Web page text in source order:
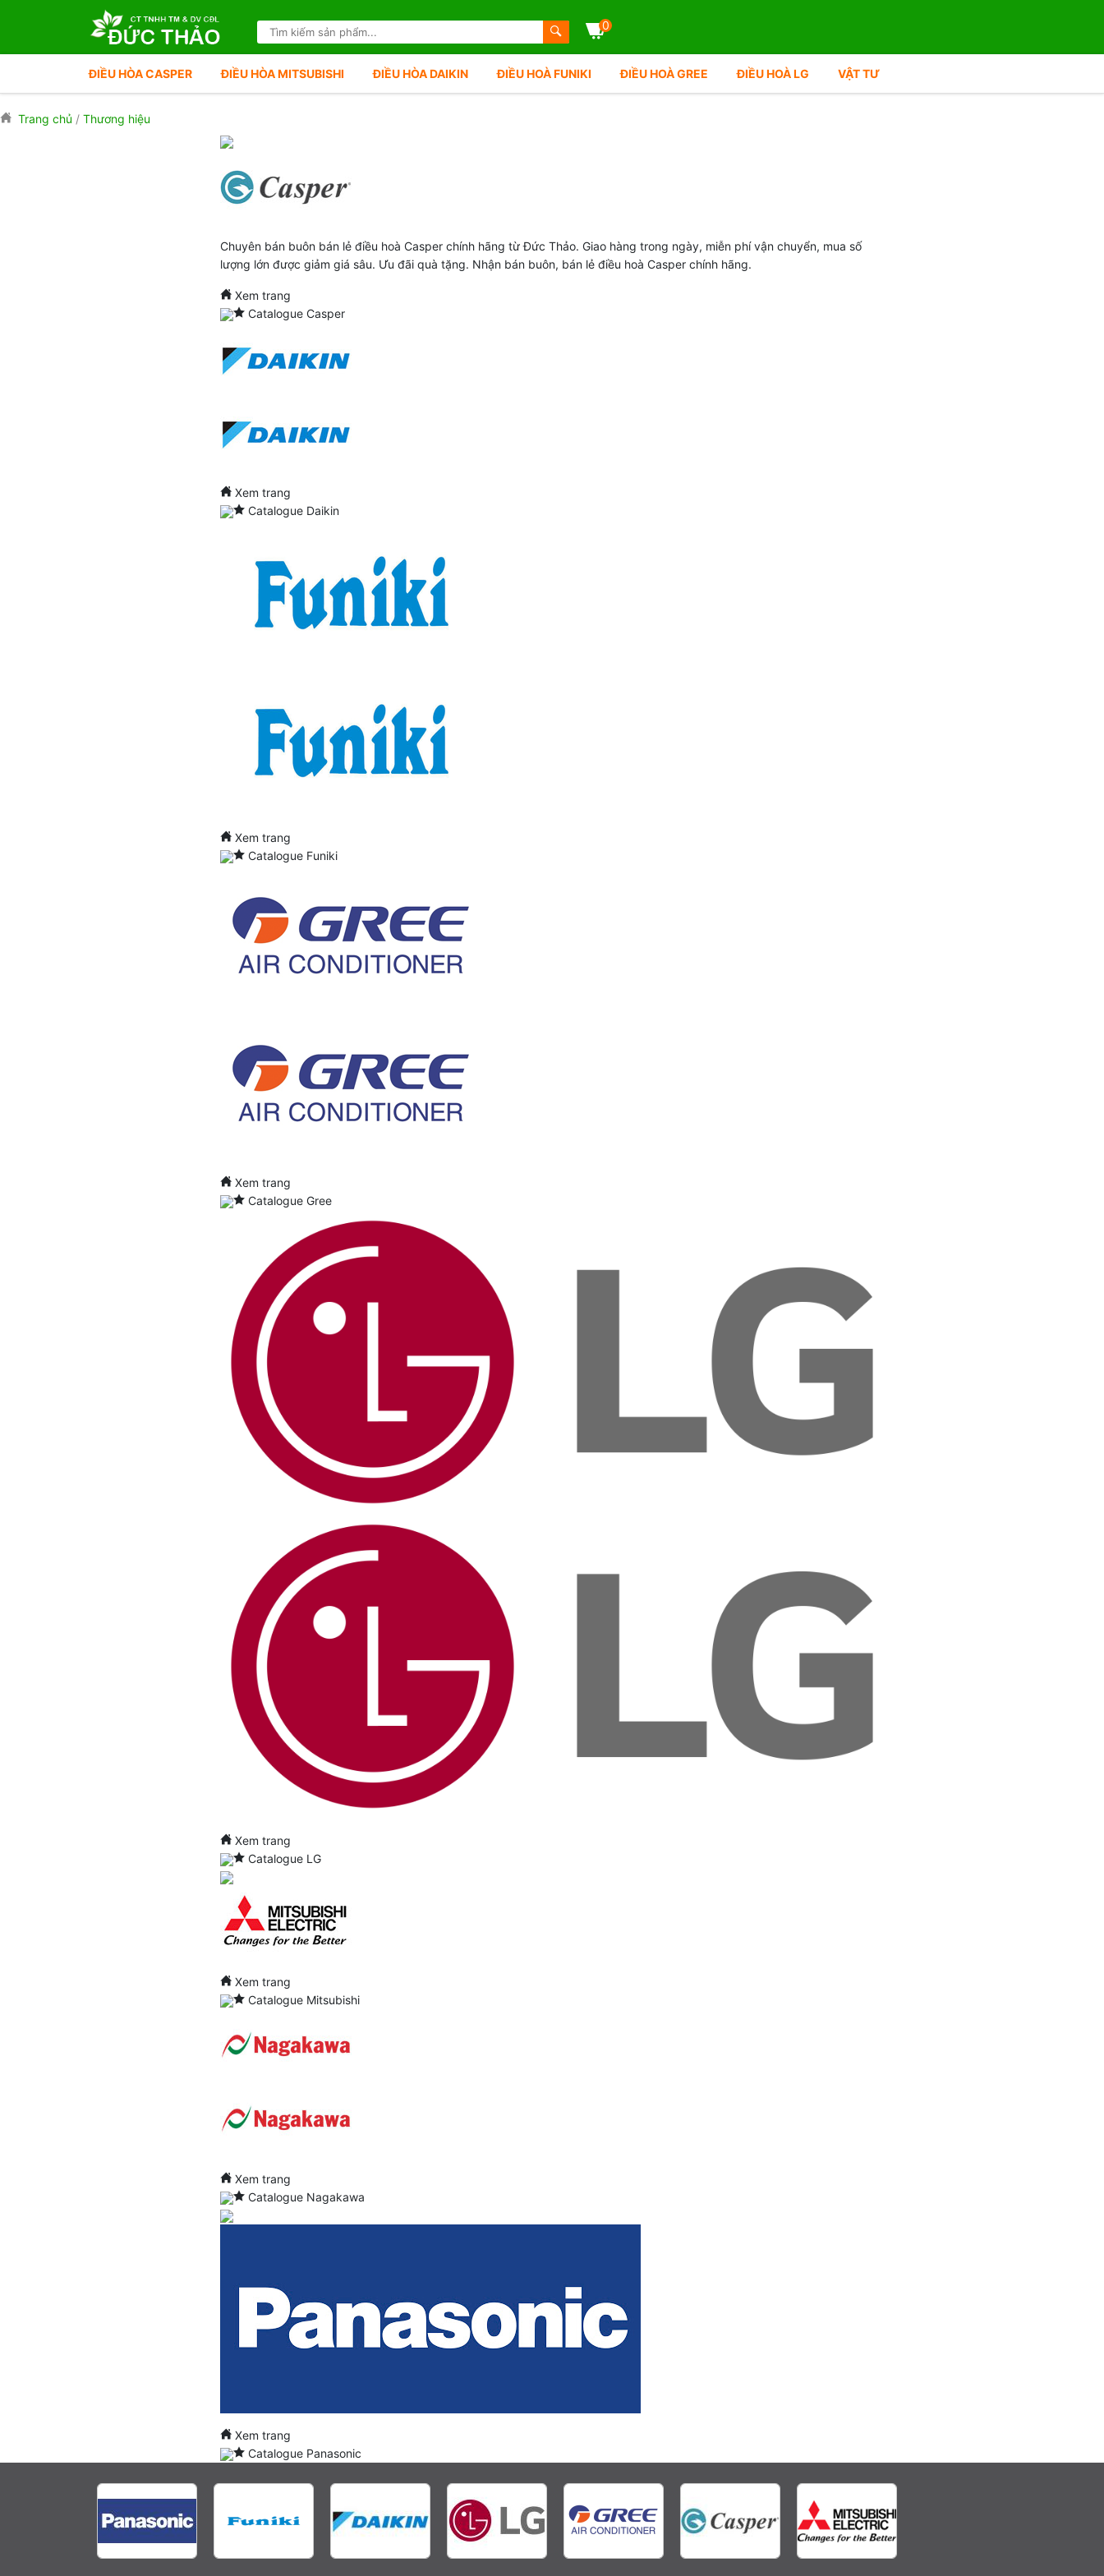
0
ĐIỀU HÒA CASPER ĐIỀU HÒA MITSUBISHI ĐIỀU HÒA DAIKIN ĐIỀU HOÀ FUNIKI ĐIỀU HOÀ GREE ĐIỀU HOÀ LG VẬT TƯ
Trang chủ / Thương hiệu
Chuyên bán buôn bán lẻ điều hoà Casper chính hãng từ Đức Thảo. Giao hàng trong ngày, miễn phí vận chuyển, mua số
lượng lớn được giảm giá sâu. Ưu đãi quà tặng. Nhận bán buôn, bán lẻ điều hoà Casper chính hãng.
Xem trang
Catalogue Casper
Xem trang
Catalogue Daikin
Xem trang
Catalogue Funiki
Xem trang
Catalogue Gree
Xem trang
Catalogue LG
Xem trang
Catalogue Mitsubishi
Xem trang
Catalogue Nagakawa
Xem trang
Catalogue Panasonic